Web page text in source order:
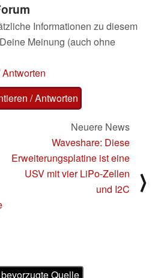
Informationen zu diesem
Meinung (auch ohne
Antworten
/ Antworten
Neuere News
Waveshare: Diese
Erweiterungsplatine ist eine
USV mit vier LiPo-Zellen
und I2C
⟩
Quelle